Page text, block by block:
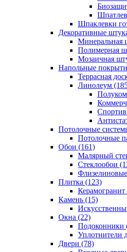
Шпаклевки
Декоративные
Минеральная
Полимерная
Мозаичная
Напольные
Террасная
Линолеум
Потолочные
Потолочные
Обои (161)
Малярный
Стеклообои
Плитка (123)
Керамогранит
Камень (15)
Окна (22)
Подоконники
Уплотнители
Двери (78)